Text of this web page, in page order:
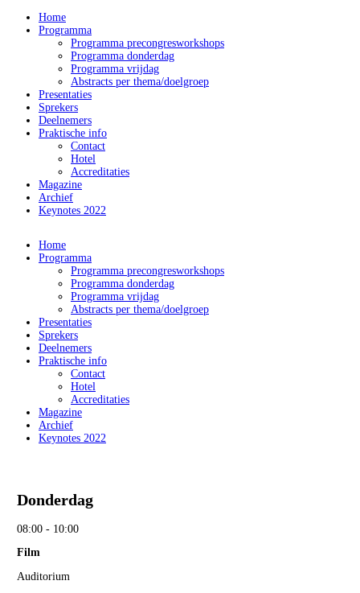
Home
Programma
Programma precongresworkshops
Programma donderdag
Programma vrijdag
Abstracts per thema/doelgroep
Presentaties
Sprekers
Deelnemers
Praktische info
Contact
Hotel
Accreditaties
Magazine
Archief
Keynotes 2022
Home
Programma
Programma precongresworkshops
Programma donderdag
Programma vrijdag
Abstracts per thema/doelgroep
Presentaties
Sprekers
Deelnemers
Praktische info
Contact
Hotel
Accreditaties
Magazine
Archief
Keynotes 2022
Donderdag
08:00 - 10:00
Film
Auditorium